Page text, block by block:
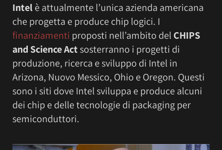
Intelè attualmente l’unica azienda americana
che progetta e produce chip logici. I
finanziamenti proposti nell’ambito del CHIPS
and Science Actsosterranno i progetti di
produzione, ricerca e sviluppo di Intel in
Arizona, Nuovo Messico, Ohio e Oregon. Questi
sono i siti dove Intel sviluppa e produce alcuni
dei chip e delle tecnologie di packaging per
semiconduttori.